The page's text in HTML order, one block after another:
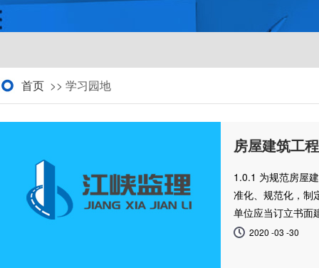
首页 >> 学习园地
房屋建筑工
1.0.1 为规范房屋
准化、规范化，制
单位应当订立书面
2020 -03 -30